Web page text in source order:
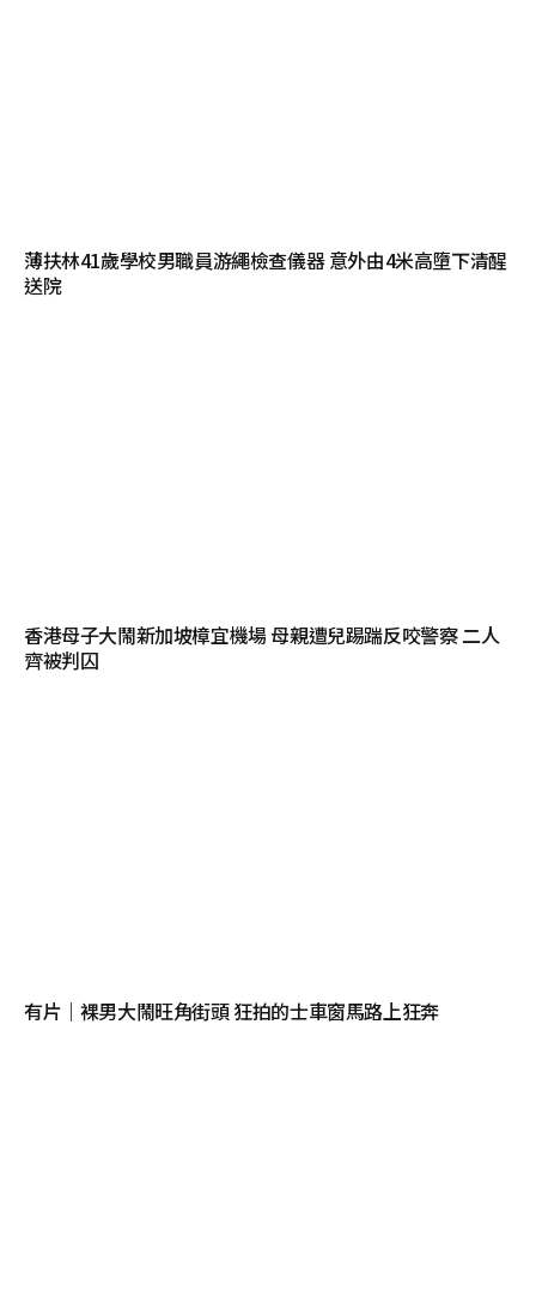
薄扶林41歲學校男職員游繩檢查儀器 意外由4米高墮下清醒
送院
香港母子大鬧新加坡樟宜機場 母親遭兒踢踹反咬警察 二人
齊被判囚
有片｜裸男大鬧旺角街頭 狂拍的士車窗馬路上狂奔